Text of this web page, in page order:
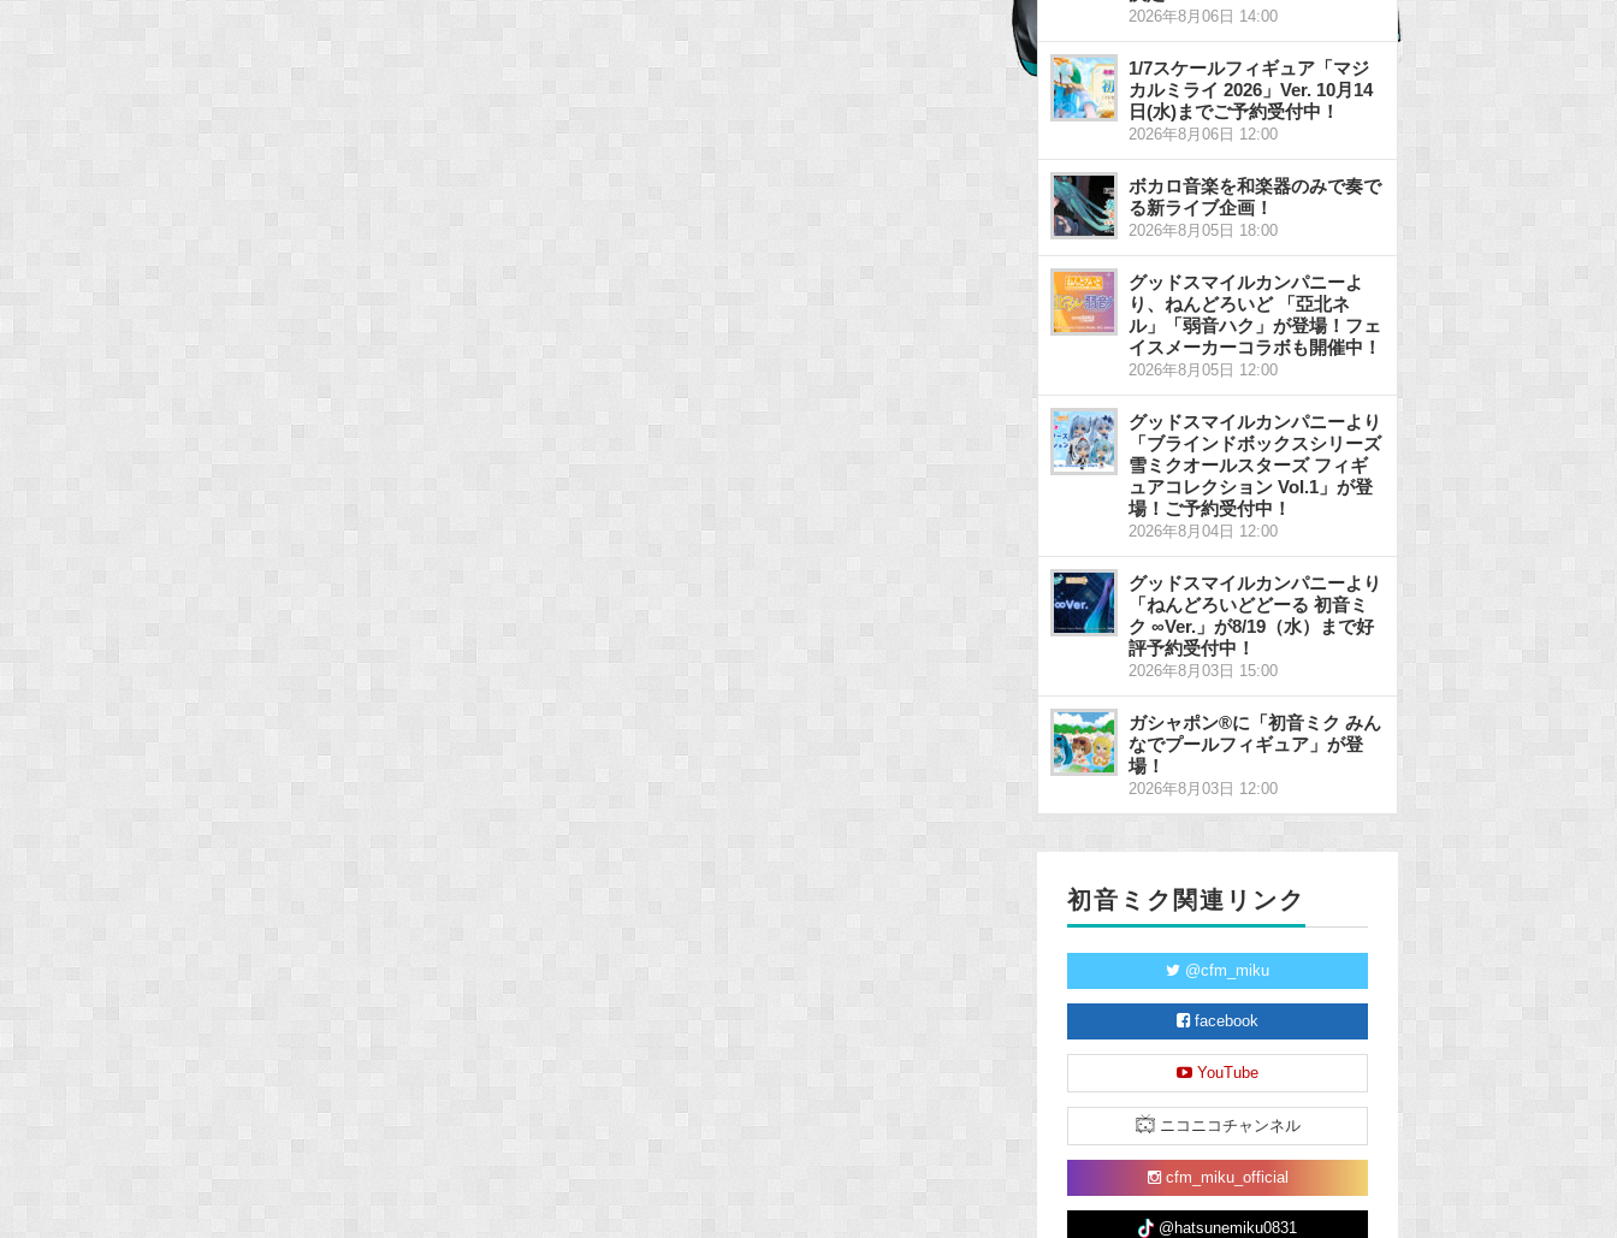
2026年8月06日 14:00
1/7スケールフィギュア「マジ
カルミライ 2026」Ver. 10月14
日(水)までご予約受付中！
2026年8月06日 12:00
ボカロ音楽を和楽器のみで奏で
る新ライブ企画！
2026年8月05日 18:00
グッドスマイルカンパニーよ
り、ねんどろいど 「亞北ネ
ル」「弱音ハク」が登場！フェ
イスメーカーコラボも開催中！
2026年8月05日 12:00
グッドスマイルカンパニーより
「ブラインドボックスシリーズ
雪ミクオールスターズ フィギ
ュアコレクション Vol.1」が登
場！ご予約受付中！
2026年8月04日 12:00
グッドスマイルカンパニーより
「ねんどろいどどーる 初音ミ
ク ∞Ver.」が8/19（水）まで好
評予約受付中！
2026年8月03日 15:00
ガシャポン®に「初音ミク みん
なでプールフィギュア」が登
場！
2026年8月03日 12:00
初音ミク関連リンク
@cfm_miku
facebook
YouTube
ニコニコチャンネル
cfm_miku_official
@hatsunemiku0831